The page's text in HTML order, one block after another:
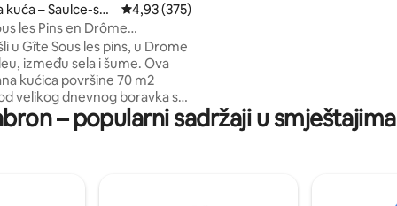
– Saulce-sur
Prosječna ocjena: 4,93/5, recenzija: 375
4,93 (375)
les Pins en Drôme
u Gîte Sous les pins, u Drome
između sela i šume. Ova
kućica površine 70 m2
velikog dnevnog boravka s
kuhinjom, perilicom
sa zamrzivačem,
– popularni sadržaji u